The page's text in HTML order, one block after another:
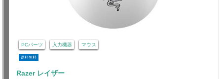
PCパーツ 入力機器 マウス
送料無料
Razer レイザー